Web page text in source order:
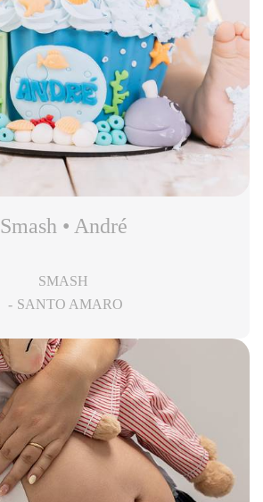
Smash • André
SMASH
SANTO AMARO